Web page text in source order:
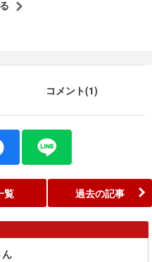
コメント(1)
覧 過去の記事